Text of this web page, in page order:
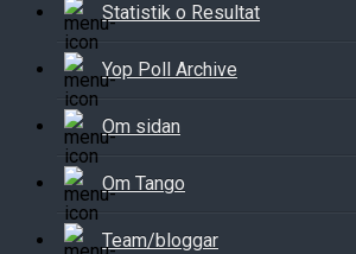
Statistik o Resultat
Yop Poll Archive
Om sidan
Om Tango
Team/bloggar